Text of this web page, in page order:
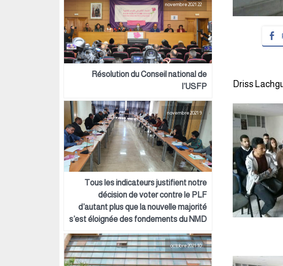
Driss
que logistique
22 novembre 2021
Résolution du Conseil national de
l’USFP
9 novembre 2021
Tous les indicateurs justifient notre
décision de voter contre le PLF
d’autant plus que la nouvelle majorité
s’est éloignée des fondements du NMD
10 octobre 2021